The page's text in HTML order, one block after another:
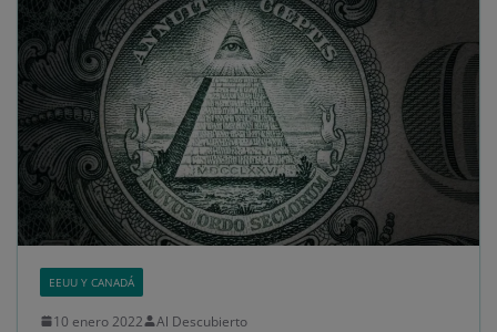
EEUU Y CANADÁ
10 enero 2022
Al Descubierto